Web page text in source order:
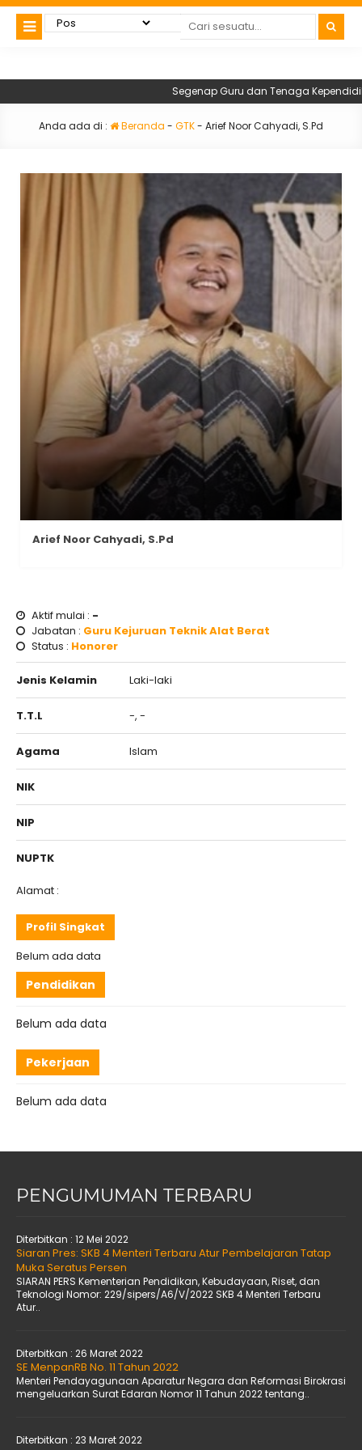
Segenap Guru dan Tenaga
Anda ada di : Beranda - GTK- Arief Noor Cahyadi, S.Pd
Arief Noor Cahyadi, S.Pd
Aktif mulai : -
Jabatan : Guru Kejuruan Teknik Alat Berat
Status : Honorer
Jenis Kelamin Laki-laki
T.T.L -, -
Agama Islam
NIK
NIP
NUPTK
Alamat :
Profil Singkat
Belum ada data
Pendidikan
Belum ada data
Pekerjaan
Belum ada data
PENGUMUMAN TERBARU
Diterbitkan : 12 Mei 2022
Siaran Pres: SKB 4 Menteri Terbaru Atur Pembelajaran Tatap
Muka Seratus Persen
SIARAN PERS Kementerian Pendidikan, Kebudayaan, Riset, dan
Teknologi Nomor: 229/sipers/A6/V/2022 SKB 4 Menteri Terbaru
Atur..
Diterbitkan : 26 Maret 2022
SE MenpanRB No. 11 Tahun 2022
Menteri Pendayagunaan Aparatur Negara dan Reformasi Birokrasi
mengeluarkan Surat Edaran Nomor 11 Tahun 2022 tentang..
Diterbitkan : 23 Maret 2022